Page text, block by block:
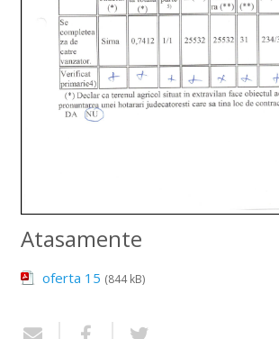
Atasamente
oferta 15 (844 kB)